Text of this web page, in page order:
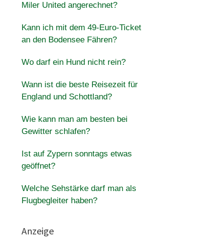
Miler United angerechnet?
Kann ich mit dem 49-Euro-Ticket
an den Bodensee Fähren?
Wo darf ein Hund nicht rein?
Wann ist die beste Reisezeit für
England und Schottland?
Wie kann man am besten bei
Gewitter schlafen?
Ist auf Zypern sonntags etwas
geöffnet?
Welche Sehstärke darf man als
Flugbegleiter haben?
Anzeige